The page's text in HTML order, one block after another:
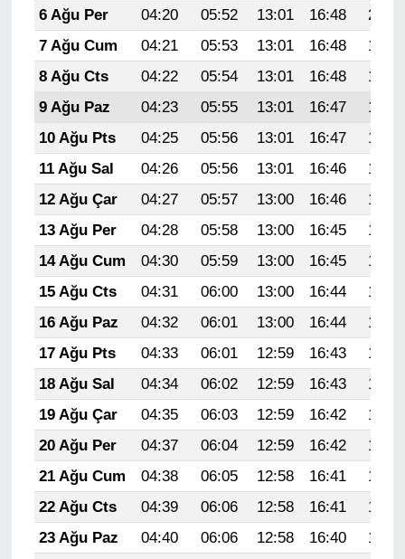
6 Ağu Per
04:20 05:52 13:01 16:48
20:00
7 Ağu Cum
04:21 05:53 13:01 16:48
19:59
8 Ağu Cts
04:22 05:54 13:01 16:48
19:58
9 Ağu Paz
04:23 05:55 13:01 16:47
19:57
10 Ağu Pts
04:25 05:56 13:01 16:47
19:56
11 Ağu Sal
04:26 05:56 13:01 16:46
19:55
12 Ağu Çar
04:27 05:57 13:00 16:46
19:53
13 Ağu Per
04:28 05:58 13:00 16:45
19:52
14 Ağu Cum
04:30 05:59 13:00 16:45
19:51
15 Ağu Cts
04:31 06:00 13:00 16:44
19:50
16 Ağu Paz
04:32 06:01 13:00 16:44
19:49
17 Ağu Pts
04:33 06:01 12:59 16:43
19:47
18 Ağu Sal
04:34 06:02 12:59 16:43
19:46
19 Ağu Çar
04:35 06:03 12:59 16:42
19:45
20 Ağu Per
04:37 06:04 12:59 16:42
19:44
21 Ağu Cum
04:38 06:05 12:58 16:41
19:42
22 Ağu Cts
04:39 06:06 12:58 16:41
19:41
23 Ağu Paz
04:40 06:06 12:58 16:40
19:40